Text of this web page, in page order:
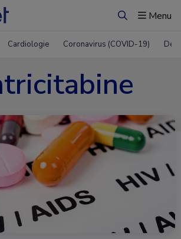
ZoekenMenu
Cardiologie Coronavirus (COVID-19)